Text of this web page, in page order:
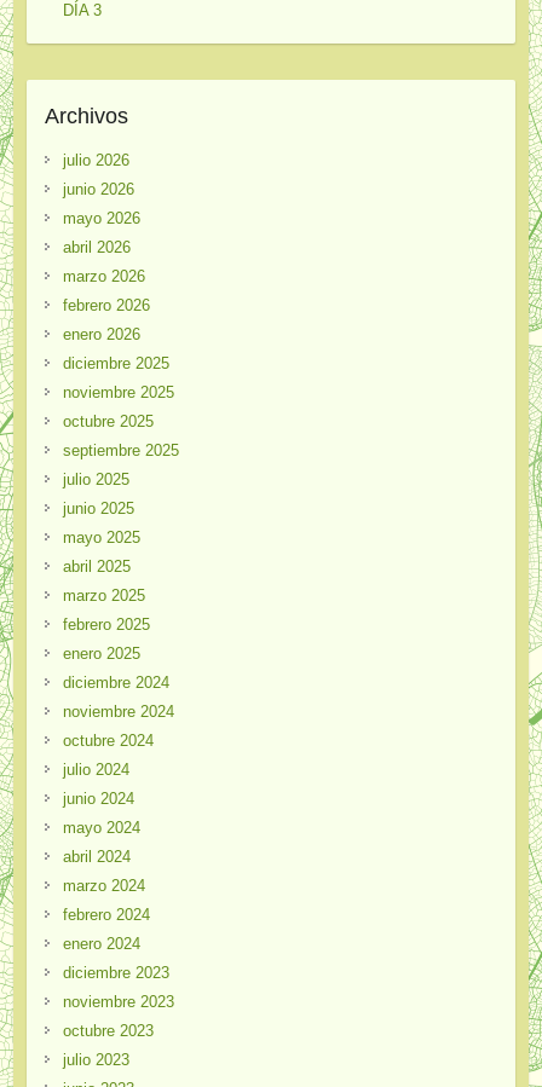
DÍA 3
Archivos
julio 2026
junio 2026
mayo 2026
abril 2026
marzo 2026
febrero 2026
enero 2026
diciembre 2025
noviembre 2025
octubre 2025
septiembre 2025
julio 2025
junio 2025
mayo 2025
abril 2025
marzo 2025
febrero 2025
enero 2025
diciembre 2024
noviembre 2024
octubre 2024
julio 2024
junio 2024
mayo 2024
abril 2024
marzo 2024
febrero 2024
enero 2024
diciembre 2023
noviembre 2023
octubre 2023
julio 2023